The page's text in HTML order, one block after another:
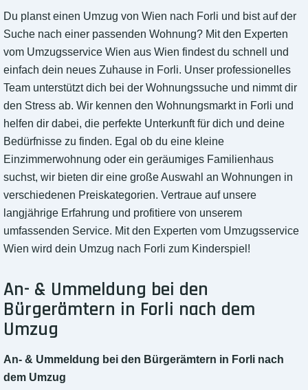
Du planst einen Umzug von Wien nach Forli und bist auf der
Suche nach einer passenden Wohnung? Mit den Experten
vom Umzugsservice Wien aus Wien findest du schnell und
einfach dein neues Zuhause in Forli. Unser professionelles
Team unterstützt dich bei der Wohnungssuche und nimmt dir
den Stress ab. Wir kennen den Wohnungsmarkt in Forli und
helfen dir dabei, die perfekte Unterkunft für dich und deine
Bedürfnisse zu finden. Egal ob du eine kleine
Einzimmerwohnung oder ein geräumiges Familienhaus
suchst, wir bieten dir eine große Auswahl an Wohnungen in
verschiedenen Preiskategorien. Vertraue auf unsere
langjährige Erfahrung und profitiere von unserem
umfassenden Service. Mit den Experten vom Umzugsservice
Wien wird dein Umzug nach Forli zum Kinderspiel!
An- & Ummeldung bei den
Bürgerämtern in Forli nach dem
Umzug
An- & Ummeldung bei den Bürgerämtern in Forli nach
dem Umzug